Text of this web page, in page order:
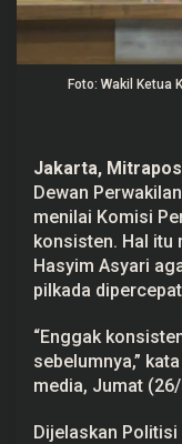
Foto: Wakil Ketua
Jakarta,
Dewan
menilai Komisi
konsisten. Hal itu
Hasyim Asyari
pilkada
“Enggak
sebelumnya,”
media, Jumat
Dijelaskan